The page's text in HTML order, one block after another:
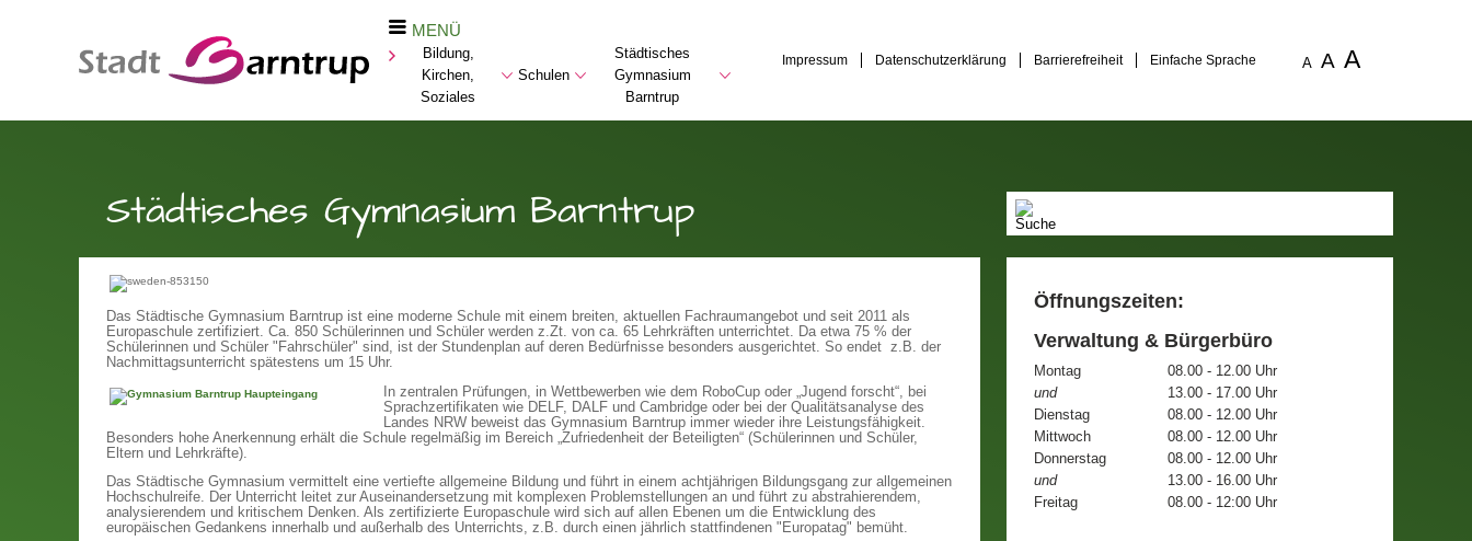
MENÜ
Bildung,
Kirchen,
Soziales
Schulen
Städtisches
Gymnasium
Barntrup
Impressum Datenschutzerklärung Barrierefreiheit Einfache Sprache A A A
Städtisches Gymnasium Barntrup
Das Städtische Gymnasium Barntrup ist eine moderne Schule mit einem breiten, aktuellen Fachraumangebot und seit 2011 als
Europaschule zertifiziert. Ca. 850 Schülerinnen und Schüler werden z.Zt. von ca. 65 Lehrkräften unterrichtet. Da etwa 75 % der
Schülerinnen und Schüler "Fahrschüler" sind, ist der Stundenplan auf deren Bedürfnisse besonders ausgerichtet. So endet z.B. der
Nachmittagsunterricht spätestens um 15 Uhr.
In zentralen Prüfungen, in Wettbe­werben wie dem RoboCup oder „Jugend forscht“, bei
Sprachzertifika­ten wie DELF, DALF und Cambridge oder bei der Qualitäts­analyse des
Landes NRW beweist das Gymnasium Barntrup immer wieder ihre Leistungsfähig­keit.
Besonders hohe Anerken­nung erhält die Schule regelmäßig im Bereich „Zufriedenheit der Be­teiligten“ (Schülerinnen und Schüler,
Eltern und Lehrkräfte).
Das Städtische Gymnasium vermittelt eine vertiefte allgemeine Bildung und führt in einem achtjährigen Bildungsgang zur allgemeinen
Hochschulreife. Der Unterricht leitet zur Auseinandersetzung mit komplexen Problemstellungen an und führt zu abstrahierendem,
analysierendem und kritischem Denken. Als zertifizierte Europaschule wird sich auf allen Ebenen um die Entwicklung des
europäischen Gedankens innerhalb und außerhalb des Unterrichts, z.B. durch einen jährlich stattfindenen "Europatag" bemüht.
Öffnungszeiten:
Verwaltung & Bürgerbüro
Montag
08.00 - 12.00 Uhr
und
13.00 - 17.00 Uhr
Dienstag
08.00 - 12.00 Uhr
Mittwoch
08.00 - 12.00 Uhr
Donnerstag
08.00 - 12.00 Uhr
und
13.00 - 16.00 Uhr
Freitag
08.00 - 12:00 Uhr